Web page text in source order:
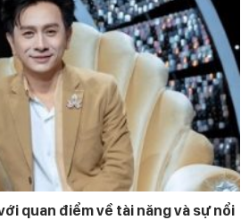
quan điểm về tài năng và sự nổi